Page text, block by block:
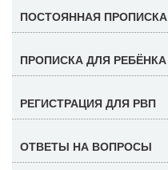
ПОСТОЯННАЯ ПРОПИСКА
ПРОПИСКА ДЛЯ РЕБЁНКА
РЕГИСТРАЦИЯ ДЛЯ РВП
ОТВЕТЫ НА ВОПРОСЫ